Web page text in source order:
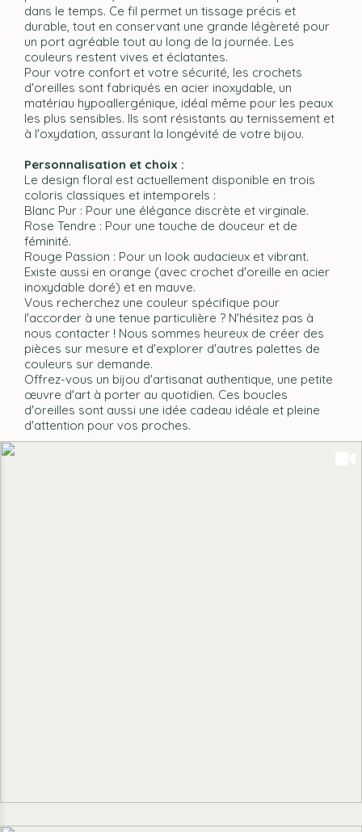
dans le temps. Ce fil permet un tissage précis et
durable, tout en conservant une grande légèreté pour
un port agréable tout au long de la journée. Les
couleurs restent vives et éclatantes.
Pour votre confort et votre sécurité, les crochets
d'oreilles sont fabriqués en acier inoxydable, un
matériau hypoallergénique, idéal même pour les peaux
les plus sensibles. Ils sont résistants au ternissement et
à l'oxydation, assurant la longévité de votre bijou.
Personnalisation et choix :
Le design floral est actuellement disponible en trois
coloris classiques et intemporels :
Blanc Pur : Pour une élégance discrète et virginale.
Rose Tendre : Pour une touche de douceur et de
féminité.
Rouge Passion : Pour un look audacieux et vibrant.
Existe aussi en orange (avec crochet d'oreille en acier
inoxydable doré) et en mauve.
Vous recherchez une couleur spécifique pour
l'accorder à une tenue particulière ? N'hésitez pas à
nous contacter ! Nous sommes heureux de créer des
pièces sur mesure et d'explorer d'autres palettes de
couleurs sur demande.
Offrez-vous un bijou d'artisanat authentique, une petite
œuvre d'art à porter au quotidien. Ces boucles
d'oreilles sont aussi une idée cadeau idéale et pleine
d'attention pour vos proches.